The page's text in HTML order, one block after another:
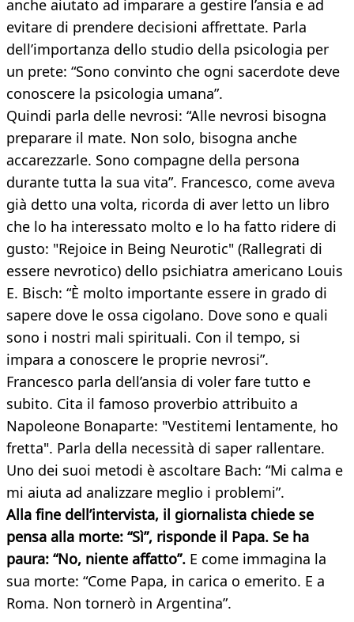
anche aiutato ad imparare a gestire l’ansia e ad
evitare di prendere decisioni affrettate. Parla
dell’importanza dello studio della psicologia per
un prete: “Sono convinto che ogni sacerdote deve
conoscere la psicologia umana”.
Quindi parla delle nevrosi: “Alle nevrosi bisogna
preparare il mate. Non solo, bisogna anche
accarezzarle. Sono compagne della persona
durante tutta la sua vita”. Francesco, come aveva
già detto una volta, ricorda di aver letto un libro
che lo ha interessato molto e lo ha fatto ridere di
gusto: "Rejoice in Being Neurotic" (Rallegrati di
essere nevrotico) dello psichiatra americano Louis
E. Bisch: “È molto importante essere in grado di
sapere dove le ossa cigolano. Dove sono e quali
sono i nostri mali spirituali. Con il tempo, si
impara a conoscere le proprie nevrosi”.
Francesco parla dell’ansia di voler fare tutto e
subito. Cita il famoso proverbio attribuito a
Napoleone Bonaparte: "Vestitemi lentamente, ho
fretta". Parla della necessità di saper rallentare.
Uno dei suoi metodi è ascoltare Bach: “Mi calma e
mi aiuta ad analizzare meglio i problemi”.
Alla fine dell’intervista, il giornalista chiede se
pensa alla morte: “Sì”, risponde il Papa. Se ha
paura: “No, niente affatto”. E come immagina la
sua morte: “Come Papa, in carica o emerito. E a
Roma. Non tornerò in Argentina”.